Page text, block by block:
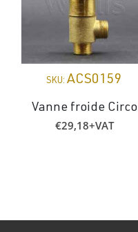
SKU: ACS0159
Vanne froide Circo
€29,18+VAT